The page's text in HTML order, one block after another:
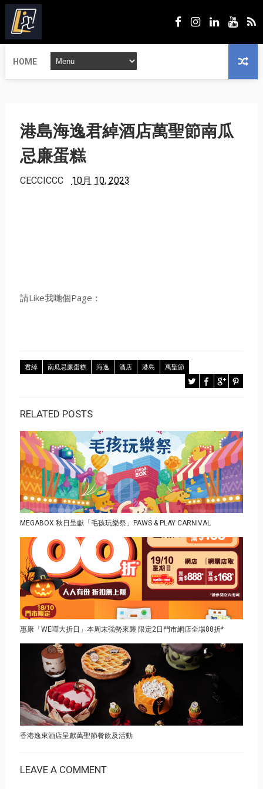
HOME
港島海逸君綽酒店萬聖節南瓜
忌廉蛋糕
CECCICCC 10月 10, 2023
請Like我哋個Page：
君綽 南瓜忌廉蛋糕 海逸 酒店 港島 萬聖節
RELATED POSTS
MEGABOX 秋日呈獻「毛孩玩樂祭」PAWS & PLAY CARNIVAL
惠康「WE嘩大折日」本周末強勢來襲 限定2日門市網店全場88折*
香港逸東酒店呈獻萬聖節餐飲及活動
LEAVE A COMMENT